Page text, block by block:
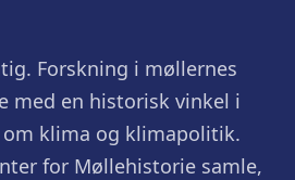
Forskning i møllernes
med en historisk vinkel i
klima og klimapolitik.
for Møllehistorie samle,